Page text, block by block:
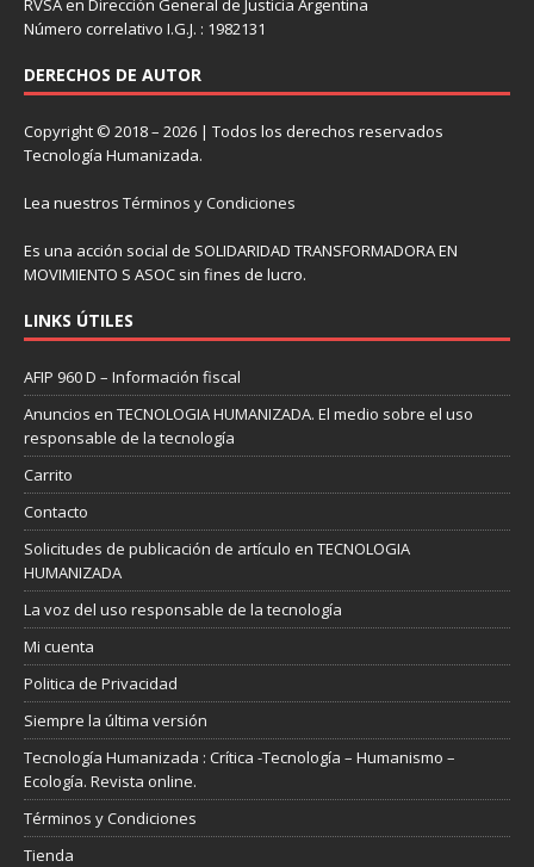
RVSA en Dirección General de Justicia Argentina
Número correlativo I.G.J. : 1982131
DERECHOS DE AUTOR
Copyright © 2018 – 2026 | Todos los derechos reservados
Tecnología Humanizada.
Lea nuestros Términos y Condiciones
Es una acción social de SOLIDARIDAD TRANSFORMADORA EN
MOVIMIENTO S ASOC sin fines de lucro.
LINKS ÚTILES
AFIP 960 D – Información fiscal
Anuncios en TECNOLOGIA HUMANIZADA. El medio sobre el uso
responsable de la tecnología
Carrito
Contacto
Solicitudes de publicación de artículo en TECNOLOGIA
HUMANIZADA
La voz del uso responsable de la tecnología
Mi cuenta
Politica de Privacidad
Siempre la última versión
Tecnología Humanizada : Crítica -Tecnología – Humanismo –
Ecología. Revista online.
Términos y Condiciones
Tienda